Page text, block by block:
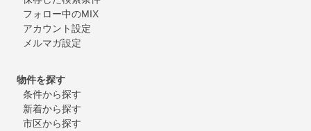
フォロー中のMIX
アカウント設定
メルマガ設定
物件を探す
条件から探す
新着から探す
市区から探す